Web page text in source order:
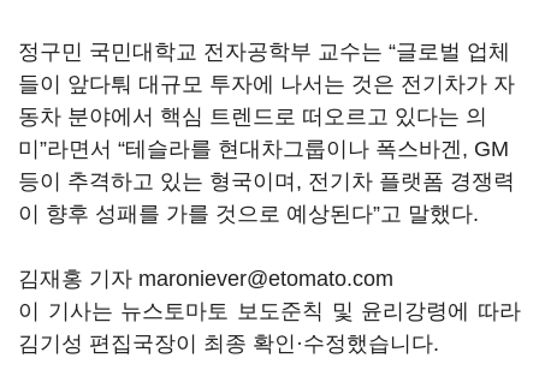
정구민 국민대학교 전자공학부 교수는 “글로벌 업체
들이 앞다퉈 대규모 투자에 나서는 것은 전기차가 자
동차 분야에서 핵심 트렌드로 떠오르고 있다는 의
미”라면서 “테슬라를 현대차그룹이나 폭스바겐, GM
등이 추격하고 있는 형국이며, 전기차 플랫폼 경쟁력
이 향후 성패를 가를 것으로 예상된다”고 말했다.
김재홍 기자 maroniever@etomato.com
이 기사는 뉴스토마토 보도준칙 및 윤리강령에 따라
김기성 편집국장이 최종 확인·수정했습니다.